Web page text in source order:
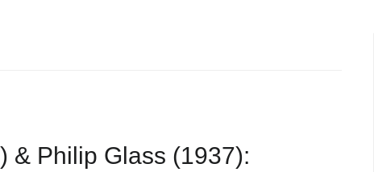
& Philip Glass (1937):